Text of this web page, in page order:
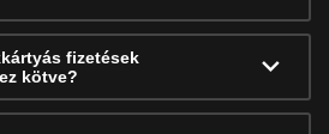
fizetések
kötve?